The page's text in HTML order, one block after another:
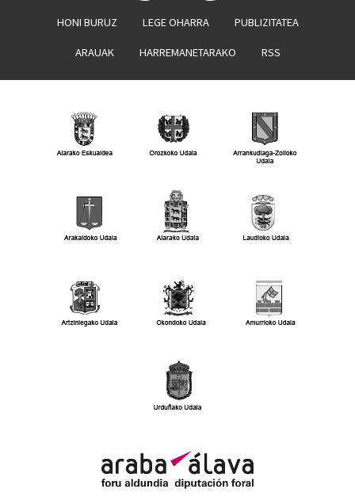
HONI BURUZ LEGE OHARRA PUBLIZITATEA
ARAUAK HARREMANETARAKO RSS